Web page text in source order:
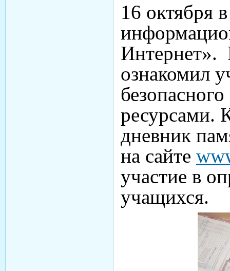
16 октября
Интернет».
ознакомил
ресурсами.
дневник
на сайте
участие в
учащихся.